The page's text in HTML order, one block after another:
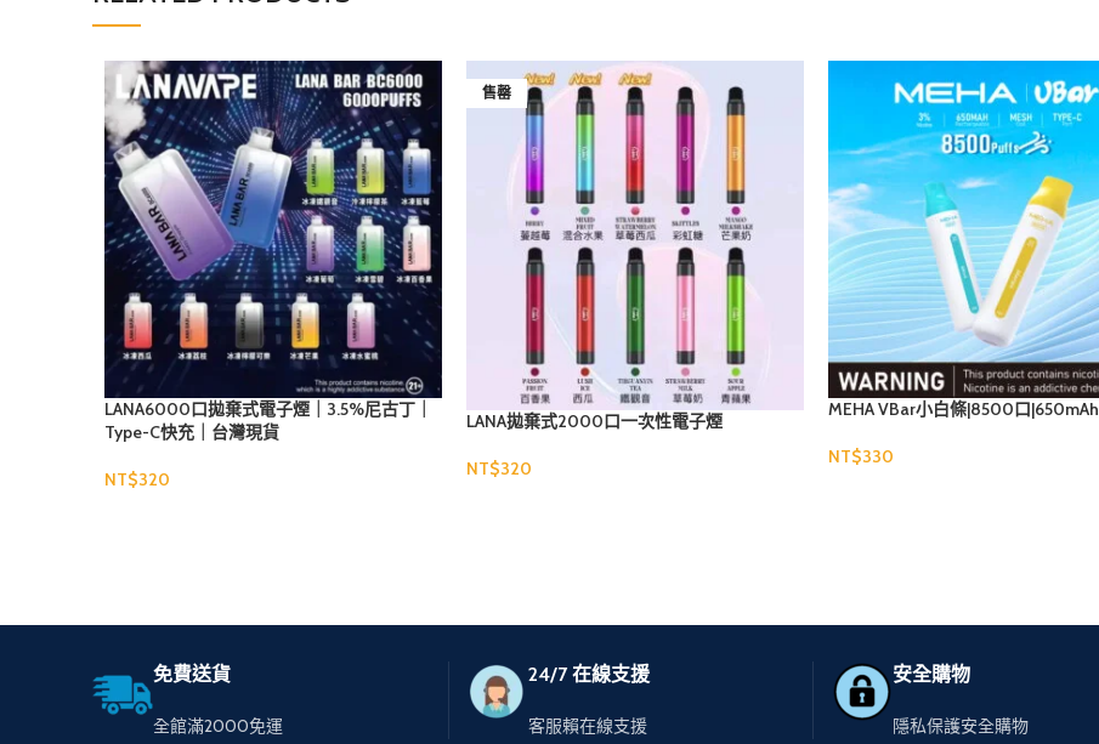
LANA6000口拋棄式電子煙｜3.5%尼古丁｜
Type-C快充｜台灣現貨
NT$
售罄
LANA拋棄式2000口一次性電子煙
NT$
MEHA VBar小白條|8500口|650mAh
NT$
免費送貨
全館滿2000免運
24/7 在線支援
客服賴在線支援
安全購物
隱私保護安全購物